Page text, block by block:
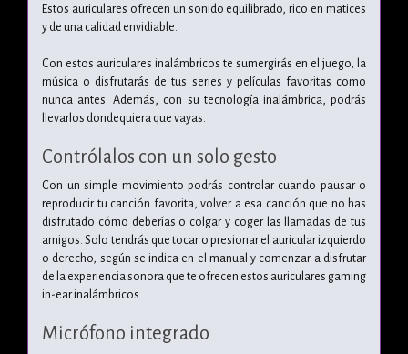
Estos auriculares ofrecen un sonido equilibrado, rico en matices
y de una calidad envidiable.
Con estos auriculares inalámbricos te sumergirás en el juego, la
música o disfrutarás de tus series y películas favoritas como
nunca antes. Además, con su tecnología inalámbrica, podrás
llevarlos dondequiera que vayas.
Contrólalos con un solo gesto
Con un simple movimiento podrás controlar cuando pausar o
reproducir tu canción favorita, volver a esa canción que no has
disfrutado cómo deberías o colgar y coger las llamadas de tus
amigos. Solo tendrás que tocar o presionar el auricular izquierdo
o derecho, según se indica en el manual y comenzar a disfrutar
de la experiencia sonora que te ofrecen estos auriculares gaming
in-ear inalámbricos.
Micrófono integrado